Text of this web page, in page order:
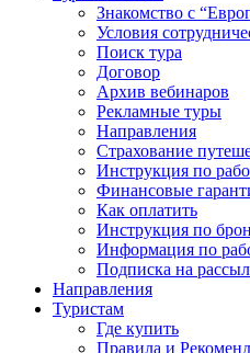
Знакомство с
Условия
Поиск тура
Договор
Архив вебинаров
Рекламные туры
Направления
Страхование
Инструкция по
Финансовые
Как оплатить
Инструкция по
Информация по
Подписка на
Направления
Туристам
Где купить
Правила и